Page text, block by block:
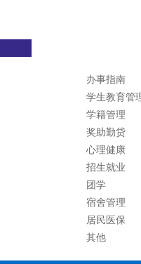
办事指南
学生教育管
学籍管理
奖助勤贷
心理健康
招生就业
团学
宿舍管理
居民医保
其他